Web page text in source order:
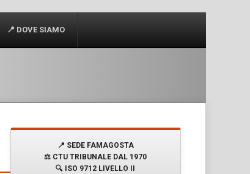
📍 DOVE SIAMO
📍 SEDE FAMAGOSTA
⚖️ CTU TRIBUNALE DAL 1970
🔍 ISO 9712 LIVELLO II